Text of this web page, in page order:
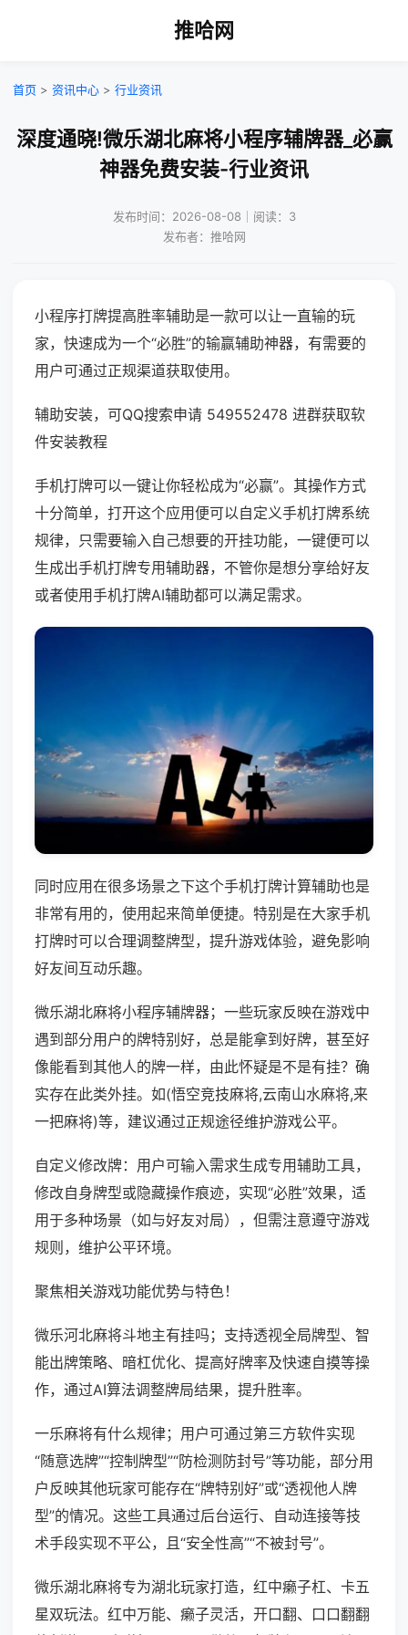
推哈网
首页 > 资讯中心 > 行业资讯
深度通晓!微乐湖北麻将小程序辅牌器_必赢
神器免费安装-行业资讯
发布时间：2026-08-08｜阅读：3
发布者：推哈网
小程序打牌提高胜率辅助是一款可以让一直输的玩
家，快速成为一个“必胜”的输赢辅助神器，有需要的
用户可通过正规渠道获取使用。
辅助安装，可QQ搜索申请 549552478 进群获取软
件安装教程
手机打牌可以一键让你轻松成为“必赢”。其操作方式
十分简单，打开这个应用便可以自定义手机打牌系统
规律，只需要输入自己想要的开挂功能，一键便可以
生成出手机打牌专用辅助器，不管你是想分享给好友
或者使用手机打牌AI辅助都可以满足需求。
同时应用在很多场景之下这个手机打牌计算辅助也是
非常有用的，使用起来简单便捷。特别是在大家手机
打牌时可以合理调整牌型，提升游戏体验，避免影响
好友间互动乐趣。
微乐湖北麻将小程序辅牌器；一些玩家反映在游戏中
遇到部分用户的牌特别好，总是能拿到好牌，甚至好
像能看到其他人的牌一样，由此怀疑是不是有挂？确
实存在此类外挂。如(悟空竞技麻将,云南山水麻将,来
一把麻将)等，建议通过正规途径维护游戏公平。
自定义修改牌：用户可输入需求生成专用辅助工具，
修改自身牌型或隐藏操作痕迹，实现“必胜”效果，适
用于多种场景（如与好友对局），但需注意遵守游戏
规则，维护公平环境。
聚焦相关游戏功能优势与特色！
微乐河北麻将斗地主有挂吗；支持透视全局牌型、智
能出牌策略、暗杠优化、提高好牌率及快速自摸等操
作，通过AI算法调整牌局结果，提升胜率。
一乐麻将有什么规律；用户可通过第三方软件实现
“随意选牌”“控制牌型”“防检测防封号”等功能，部分用
户反映其他玩家可能存在“牌特别好”或“透视他人牌
型”的情况。这些工具通过后台运行、自动连接等技
术手段实现不平公，且“安全性高”“不被封号”。
微乐湖北麻将专为湖北玩家打造，红中癞子杠、卡五
星双玩法。红中万能、癞子灵活，开口翻、口口翻翻